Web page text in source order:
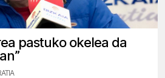
pastuko okelea da